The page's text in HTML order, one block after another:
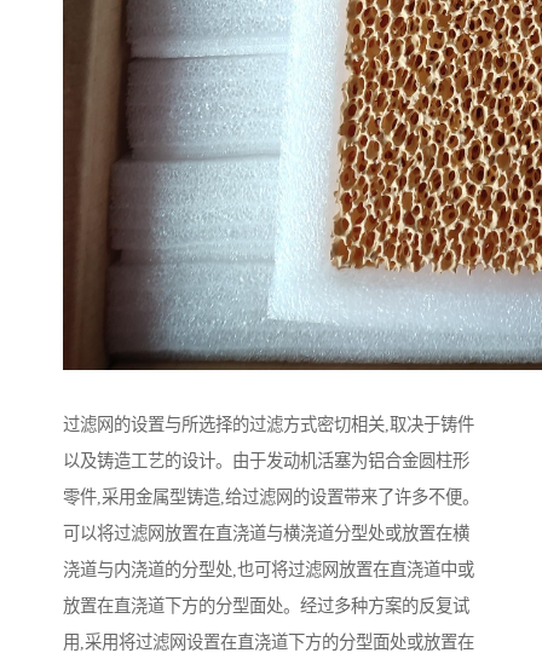
过滤网的设置与所选择的过滤方式密切相关,取决于铸件
以及铸造工艺的设计。由于发动机活塞为铝合金圆柱形
零件,采用金属型铸造,给过滤网的设置带来了许多不便。
可以将过滤网放置在直浇道与横浇道分型处或放置在横
浇道与内浇道的分型处,也可将过滤网放置在直浇道中或
放置在直浇道下方的分型面处。经过多种方案的反复试
用,采用将过滤网设置在直浇道下方的分型面处或放置在